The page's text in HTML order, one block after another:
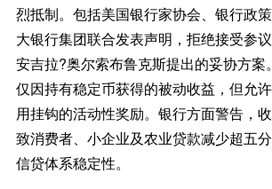
烈抵制。包括美国银行家协会、银行政
大银行集团联合发表声明，拒绝接受参
安吉拉?奥尔索布鲁克斯提出的妥协方案
仅因持有稳定币获得的被动收益，但允
用挂钩的活动性奖励。银行方面警告，
致消费者、小企业及农业贷款减少超五
信贷体系稳定性。